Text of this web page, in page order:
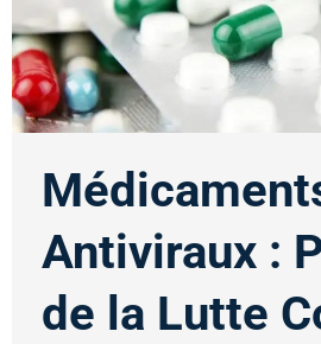
Antiviraux :
de la Lutte